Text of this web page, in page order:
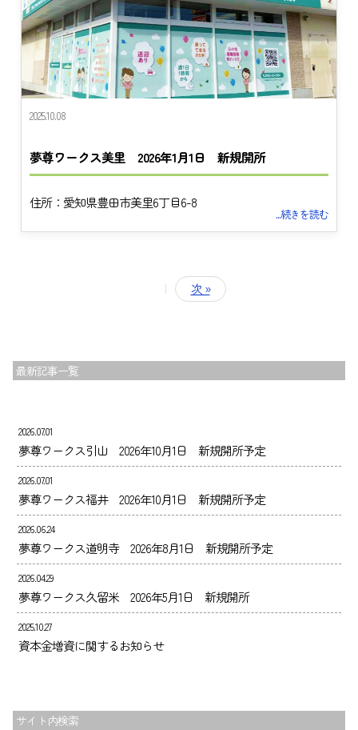
2025.10.08
夢尊ワークス美里 2026年1月1日 新規開所
住所：愛知県豊田市美里6丁目6-8
...続きを読む
| 次 »
最新記事一覧
2026.07.01
夢尊ワークス引山 2026年10月1日 新規開所予定
2026.07.01
夢尊ワークス福井 2026年10月1日 新規開所予定
2026.06.24
夢尊ワークス道明寺 2026年8月1日 新規開所予定
2026.04.29
夢尊ワークス久留米 2026年5月1日 新規開所
2025.10.27
資本金増資に関するお知らせ
サイト内検索
夢尊ワークスとは
会社案内